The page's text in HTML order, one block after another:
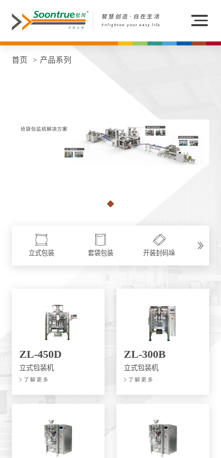
首页 产品系列
立式包装 套袋包装 开装封码垛
ZL-450D
立式包装机
了解更多
ZL-300B
立式包装机
了解更多